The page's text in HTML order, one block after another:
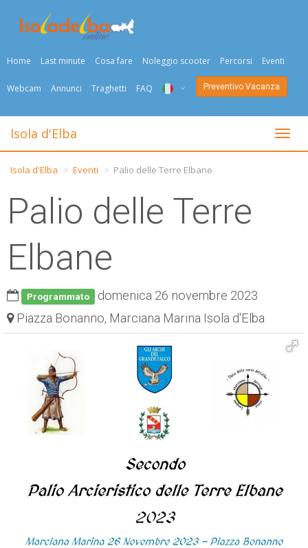
Home Last minute Cosa fare Noleggio scooter Percorsi Eventi
Webcam Annunci Traghetti FAQ
ENG
NED
DAN
ESP
Preventivo Vacanza
Togli
Isola d'Elba
Isola d'Elba Eventi Palio delle Terre Elbane
Palio delle Terre
Elbane
Programmato
domenica 26 novembre 2023
Piazza Bonanno, Marciana Marina Isola d'Elba